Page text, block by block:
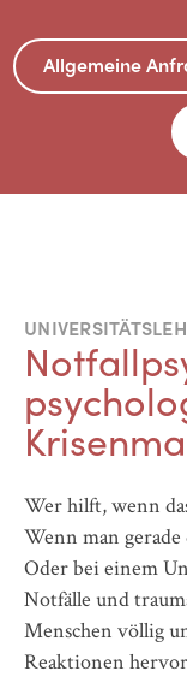
Allgemeine
Wer hilft, wenn
Wenn man
Oder bei einem
Notfälle und
Menschen völlig
Reaktionen